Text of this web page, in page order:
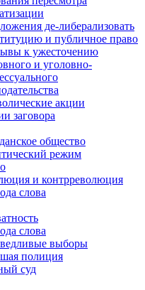
де-либерализовать
и публичное право
к ужесточению
и уголовно-
акции
заговора
общество
режим
и контрреволюция
слова
слова
выборы
полиция
суд